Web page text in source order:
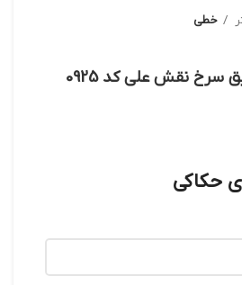
خطی
سرخ نقش علی کد 0925
حکاکی